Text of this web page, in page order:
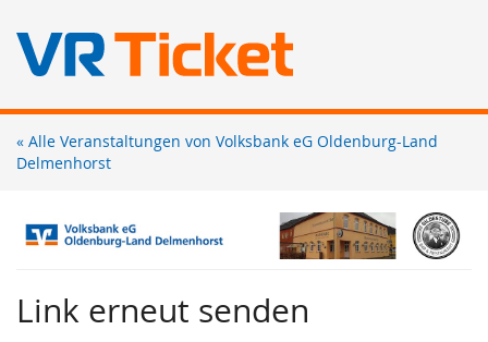
Zum
Haupt-
« Alle Veranstaltungen von Volksbank eG Oldenburg-Land
Delmenhorst
Link erneut senden